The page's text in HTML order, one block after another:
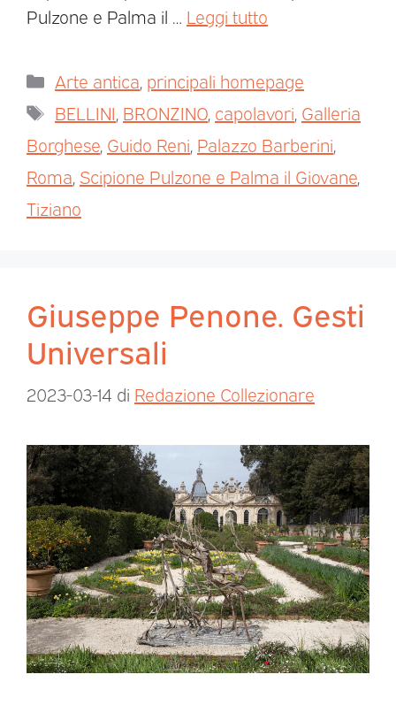
Pulzone e Palma il … Leggi tutto
Arte antica principali homepage
BELLINI BRONZINO capolavori Galleria
Borghese Guido Reni Palazzo Barberini
Roma Scipione Pulzone e Palma il Giovane
Tiziano
Giuseppe Penone. Gesti
Universali
2023-03-14 di Redazione Collezionare